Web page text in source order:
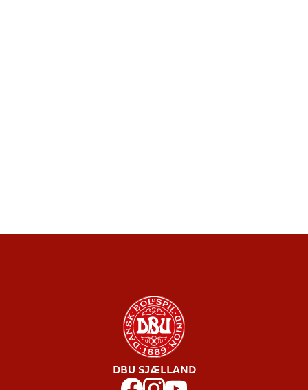
DBU SJÆLLAND